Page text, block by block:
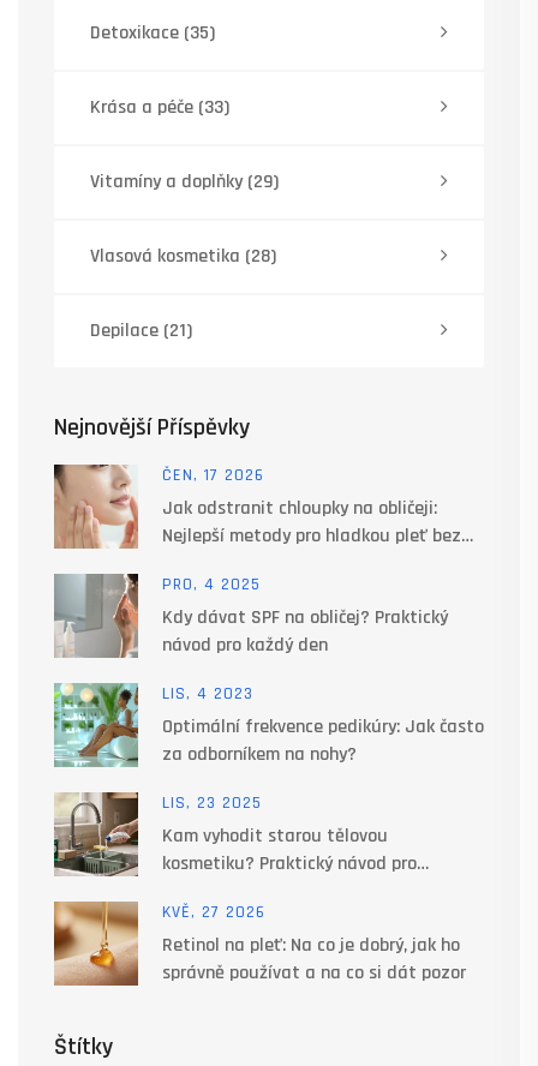
Detoxikace (35)
Krása a péče (33)
Vitamíny a doplňky(29)
Vlasová kosmetika (28)
Depilace (21)
Nejnovější Příspěvky
ČEN, 17 2026
Jak odstranit chloupky na obličeji:
Nejlepší metody pro hladkou pleť bez
PRO, 4 2025
Kdy dávat SPF na obličej? Praktický
návod pro každý den
LIS, 4 2023
Optimální frekvence pedikúry: Jak často
za odborníkem na nohy?
LIS, 23 2025
Kam vyhodit starou tělovou
kosmetiku? Praktický návod pro
KVĚ, 27 2026
Retinol na pleť: Na co je dobrý, jak ho
správně používat a na co si dát pozor
Štítky